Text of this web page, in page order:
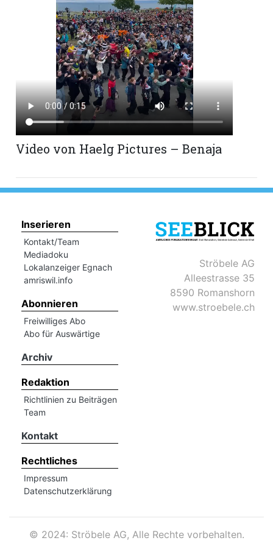
Romanshorn:
Mitteilungen
Video von Haelg Pictures – Benaja
Inserieren
Kontakt/Team
Mediadoku
Lokalanzeiger Egnach
amriswil.info
Abonnieren
Freiwilliges Abo
Abo für Auswärtige
Archiv
Redaktion
Richtlinien zu Beiträgen
Team
Kontakt
Rechtliches
Impressum
Datenschutzerklärung
Ströbele AG
Alleestrasse 35
8590 Romanshorn
www.stroebele.ch
© 2024: Ströbele AG, Alle Rechte vorbehalten.